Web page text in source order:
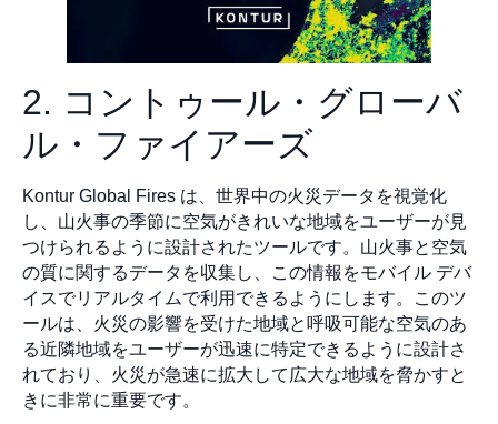
2. コントゥール・グローバ
ル・ファイアーズ
Kontur Global Fires は、世界中の火災データを視覚化
し、山火事の季節に空気がきれいな地域をユーザーが見
つけられるように設計されたツールです。山火事と空気
の質に関するデータを収集し、この情報をモバイル デバ
イスでリアルタイムで利用できるようにします。このツ
ールは、火災の影響を受けた地域と呼吸可能な空気のあ
る近隣地域をユーザーが迅速に特定できるように設計さ
れており、火災が急速に拡大して広大な地域を脅かすと
きに非常に重要です。